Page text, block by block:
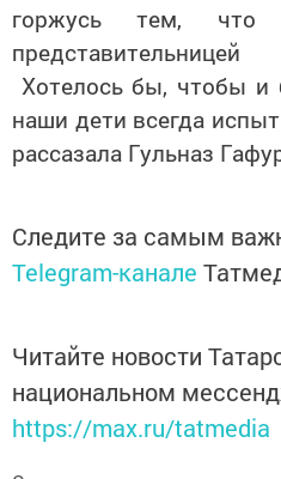
горжусь тем, что
Хотелось бы, чтобы и
наши дети всегда
рассазала Гульназ
Следите за самым
Telegram-канале
Читайте новости
национальном
https://max.ru/tatmedia